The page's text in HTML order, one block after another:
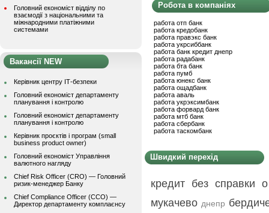
Головний економіст відділу по
взаємодії з національними та
міжнародними платіжними
системами
Вакансії NEW
Керівник центру ІТ-безпеки
Головний економіст департаменту
планування і контролю
Головний економіст департаменту
планування і контролю
Керівник проєктів і програм (small
business product owner)
Головний економіст Управління
валютного нагляду
Chief Risk Officer (CRO) — Головний
ризик-менеджер Банку
Chief Compliance Officer (CCO) —
Директор департаменту комплаєнсу
Робота в компаніях
работа отп банк
работа кредобанк
работа правэкс банк
работа укрсиббанк
работа банк кредит днепр
работа радабанк
работа бта банк
работа пумб
работа юнекс банк
работа ощадбанк
работа аваль
работа укрэксимбанк
работа форвард банк
работа мтб банк
работа сбербанк
работа таскомбанк
Швидкий перехід
кредит без справки
мукачево днепр